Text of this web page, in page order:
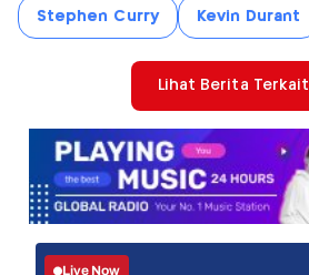
Stephen Curry Kevin Durant
Lihat Berita Terkait
Live Now